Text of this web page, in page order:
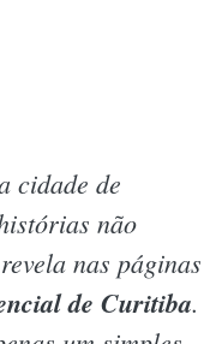
cidade de
não
nas páginas
de Curitiba.